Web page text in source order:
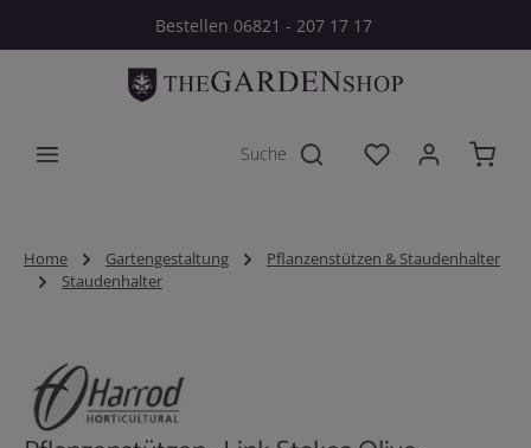
Zum Hauptinhalt springenBestellen 06821 - 207 17 17
Du hast 0
Home Gartengestaltung
Pflanzenstützen & Staudenhalter
Staudenhalter